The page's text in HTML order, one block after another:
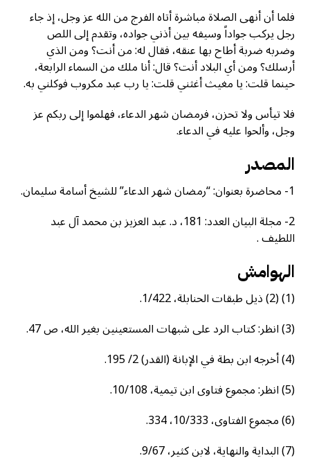
فلما أن أنهى الصلاة مباشرة أتاه الفرج من الله عز وجل، إذ جاء
رجل يركب جواداً وسيفه بين أذني جواده، وتقدم إلى اللص
وضربه ضربة أطاح بها عنقه، فقال له: من أنت؟ ومن الذي
أرسلك؟ ومن أي البلاد أنت؟ قال: أنا ملك من السماء الرابعة،
حينما قلت: يا مغيث أغثني قلت: يا رب عبد مكروب فوكلني به.
فلا تيأس ولا تحزن، فرمضان شهر الدعاء، فهلموا إلى ربكم عز
وجل، وألحوا عليه في الدعاء.
المصدر
1- محاضرة بعنوان: “رمضان شهر الدعاء” للشيخ أسامة سليمان.
2- مجلة البيان العدد: 181، د. عبد العزيز بن محمد آل عبد
اللطيف .
الهوامش
(1) (2) ذيل طبقات الحنابلة، 1/422.
(3) انظر: كتاب الرد على شبهات المستعينين بغير الله، ص 47.
(4) أخرجه ابن بطة في الإبانة (القدر) 2/ 195.
(5) انظر: مجموع فتاوى ابن تيمية، 10/108.
(6) مجموع الفتاوى، 10/333، 334.
(7) البداية والنهاية، لابن كثير، 9/67.